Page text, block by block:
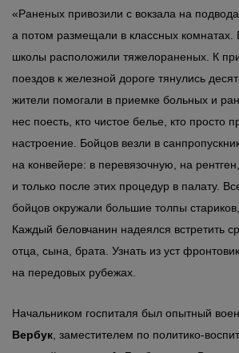
«Раненых привозили с вокзала на
а потом размещали в классных комнатах.
школы расположили тяжелораненых. К
поездов к железной дороге тянулись
жители помогали в приемке больных и
нес поесть, кто чистое белье, кто просто
настроение. Бойцов везли в
на конвейере: в перевязочную, на
и только после этих процедур в палату.
бойцов окружали большие толпы
Каждый беловчанин надеялся встретить
отца, сына, брата. Узнать из уст
на передовых рубежах.
Начальником госпиталя был опытный
Вербук , заместителем по политико-